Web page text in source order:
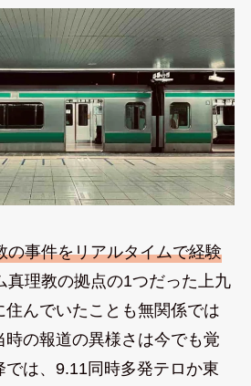
の事件をリアルタイムで経験
真理教の拠点の1つだった上九
んでいたことも無関係では
時の報道の異様さは今でも覚
では、9.11同時多発テロか東